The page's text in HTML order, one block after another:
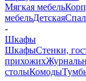
Мягкая мебель
мебельДетская
-
Шкафы
ШкафыСтенки,
прихожих
столыКомоды